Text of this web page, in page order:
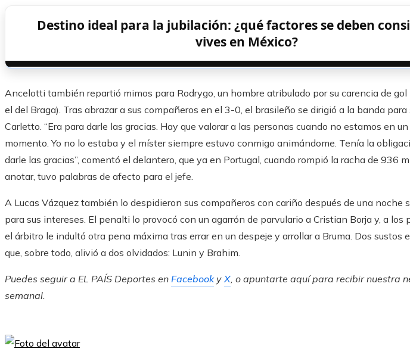
Destino ideal para la jubilación: ¿qué factores se deben
vives en México?
Ancelotti también repartió mimos para Rodrygo, un hombre atribulado por su carencia de gol
el del Braga). Tras abrazar a sus compañeros en el 3-0, el brasileño se dirigió a la banda para
Carletto. “Era para darle las gracias. Hay que valorar a las personas cuando no estamos en
momento. Yo no lo estaba y el míster siempre estuvo conmigo animándome. Tenía la
darle las gracias”, comentó el delantero, que ya en Portugal, cuando rompió la racha de 936
anotar, tuvo palabras de afecto para el jefe.
A Lucas Vázquez también lo despidieron sus compañeros con cariño después de una noche
para sus intereses. El penalti lo provocó con un agarrón de parvulario a Cristian Borja y, a los
el árbitro le indultó otra pena máxima tras errar en un despeje y arrollar a Bruma. Dos sustos
que, sobre todo, alivió a dos olvidados: Lunin y Brahim.
Puedes seguir a EL PAÍS Deportes en FacebookyX, o apuntarte aquí para recibirnuestra
semanal.